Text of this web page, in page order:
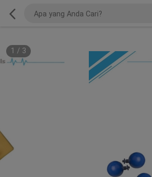
1 / 3